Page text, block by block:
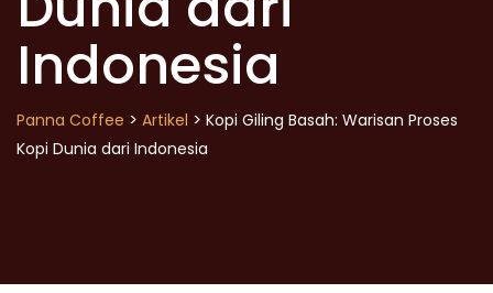
Indonesia
Panna Coffee > Artikel > Kopi Giling Basah: Warisan Proses
Kopi Dunia dari Indonesia